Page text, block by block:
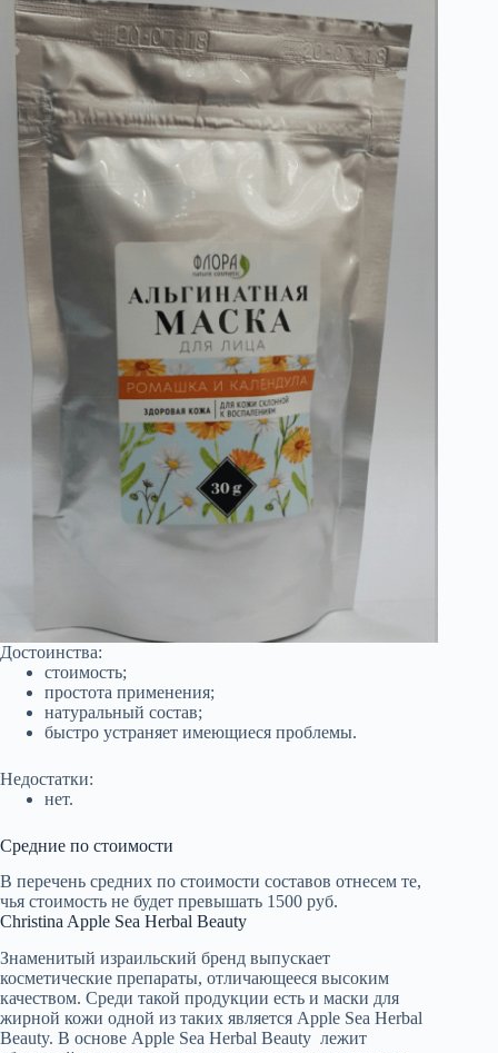
Достоинства:
стоимость;
простота применения;
натуральный состав;
быстро устраняет имеющиеся проблемы.
Недостатки:
нет.
Средние по стоимости
В перечень средних по стоимости составов отнесем те,
чья стоимость не будет превышать 1500 руб.
Christina Apple Sea Herbal Beauty
Знаменитый израильский бренд выпускает
косметические препараты, отличающееся высоким
качеством. Среди такой продукции есть и маски для
жирной кожи одной из таких является Apple Sea Herbal
Beauty. В основе Apple Sea Herbal Beauty лежит